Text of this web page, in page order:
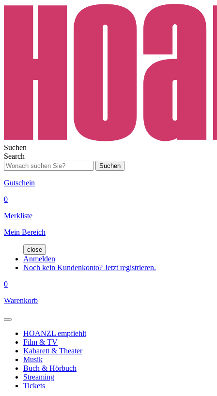
Suchen
Search
Suchen
Gutschein
0
Merkliste
Mein Bereich
close
Anmelden
Noch kein Kundenkonto? Jetzt registrieren.
0
Warenkorb
HOANZL empfiehlt
Film & TV
Kabarett & Theater
Musik
Buch & Hörbuch
Streaming
Tickets